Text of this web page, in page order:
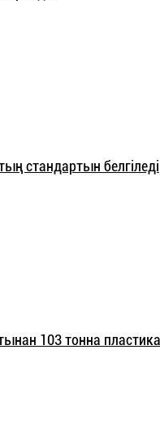
стандартын белгіледі
103 тонна